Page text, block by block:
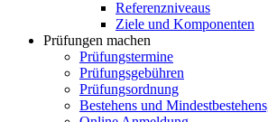
Referenzniveaus
Ziele und Komponenten
Prüfungen machen
Prüfungstermine
Prüfungsgebühren
Prüfungsordnung
Bestehens und